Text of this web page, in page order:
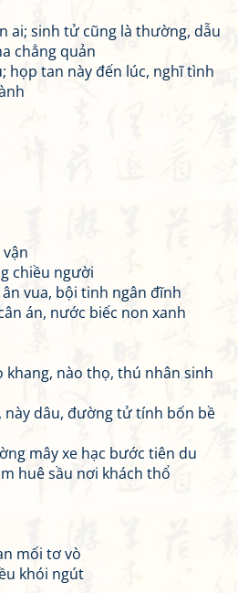
ai; sinh tử cũng là thường, dẫu
chẳng quản
họp tan này đến lúc, nghĩ tình
chiều người
vua, bội tinh ngân đĩnh
án, nước biếc non xanh
khang, nào thọ, thú nhân sinh
này dâu, đường tử tính bốn bề
mây xe hạc bước tiên du
huê sầu nơi khách thổ
mối tơ vò
khói ngút